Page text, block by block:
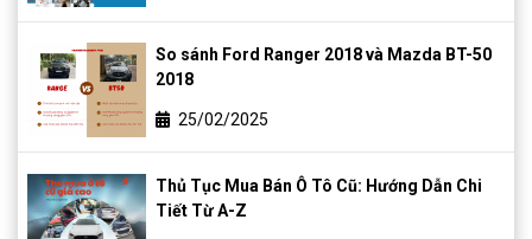
So sánh Ford Ranger 2018 và Mazda BT-50
2018
25/02/2025
Thủ Tục Mua Bán Ô Tô Cũ: Hướng Dẫn Chi
Tiết Từ A-Z